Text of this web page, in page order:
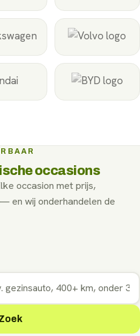
occasions
occasion met prijs,
en wij onderhandelen de